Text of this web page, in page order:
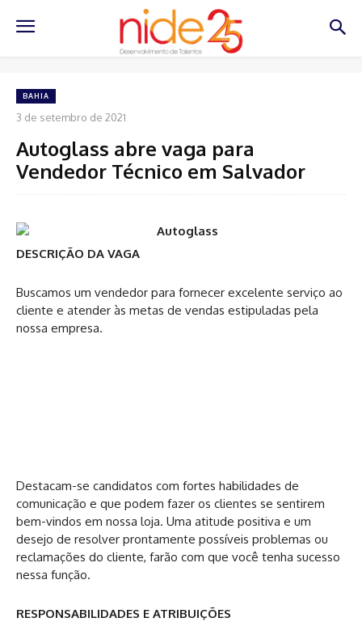
BAHIA
3 de setembro de 2021
Autoglass abre vaga para
Vendedor Técnico em Salvador
DESCRIÇÃO DA VAGA
Buscamos um vendedor para fornecer excelente serviço ao
cliente e atender às metas de vendas estipuladas pela
nossa empresa.
Destacam-se candidatos com fortes habilidades de
comunicação e que podem fazer os clientes se sentirem
bem-vindos em nossa loja. Uma atitude positiva e um
desejo de resolver prontamente possíveis problemas ou
reclamações do cliente, farão com que você tenha sucesso
nessa função.
RESPONSABILIDADES E ATRIBUIÇÕES